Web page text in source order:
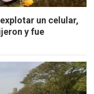
un celular,
y fue